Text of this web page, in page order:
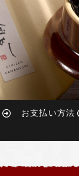
お支払い方法